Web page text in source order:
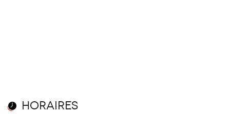
Horaires